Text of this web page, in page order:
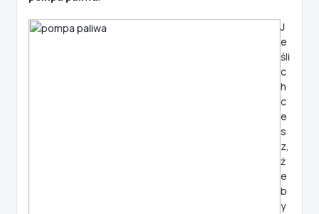
J
e
śli
c
h
c
e
s
z,
ż
e
b
y